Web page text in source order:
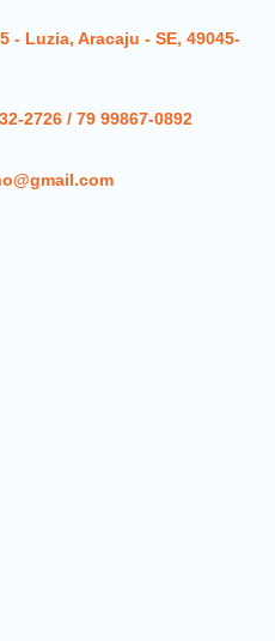
- Luzia, Aracaju - SE, 49045-
2726 / 79 99867-0892